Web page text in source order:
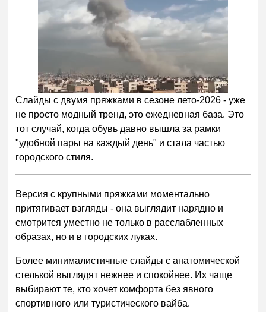
Слайды с двумя пряжками в сезоне лето-2026 - уже
не просто модный тренд, это ежедневная база. Это
тот случай, когда обувь давно вышла за рамки
"удобной пары на каждый день" и стала частью
городского стиля.
Версия с крупными пряжками моментально
притягивает взгляды - она выглядит нарядно и
смотрится уместно не только в расслабленных
образах, но и в городских луках.
Более минималистичные слайды с анатомической
стелькой выглядят нежнее и спокойнее. Их чаще
выбирают те, кто хочет комфорта без явного
спортивного или туристического вайба.